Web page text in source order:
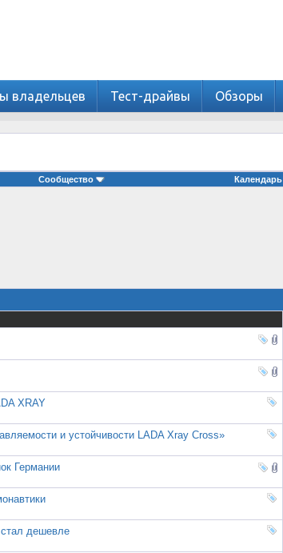
владельцев Тест-драйвы Обзоры
Сообщество Календарь
XRAY
и устойчивости LADA Xray Cross»
Германии
стал дешевле